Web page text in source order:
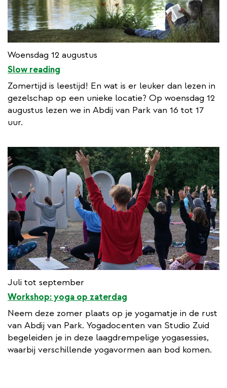
Woensdag 12 augustus
Slow reading
Zomertijd is leestijd! En wat is er leuker dan lezen in
gezelschap op een unieke locatie? Op woensdag 12
augustus lezen we in Abdij van Park van 16 tot 17
uur.
Juli tot september
Workshop: yoga op zaterdag
Neem deze zomer plaats op je yogamatje in de rust
van Abdij van Park. Yogadocenten van Studio Zuid
begeleiden je in deze laagdrempelige yogasessies,
waarbij verschillende yogavormen aan bod komen.